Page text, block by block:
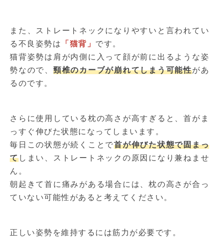
また、ストレートネックになりやすいと言われてい
る不良姿勢は
「猫背」 です。
猫背姿勢は肩が内側に入って顔が前に出るような姿
勢なので、 頸椎のカーブが崩れてしまう可能性があ
るのです。
さらに使用している枕の高さが高すぎると、首がま
っすぐ伸びた状態になってしまいます。
毎日この状態が続くことで首が伸びた状態で固まっ
てしまい、ストレートネックの原因になり兼ねませ
ん。
朝起きて首に痛みがある場合には、枕の高さが合っ
ていない可能性があると考えてください。
正しい姿勢を維持するには筋力が必要です。